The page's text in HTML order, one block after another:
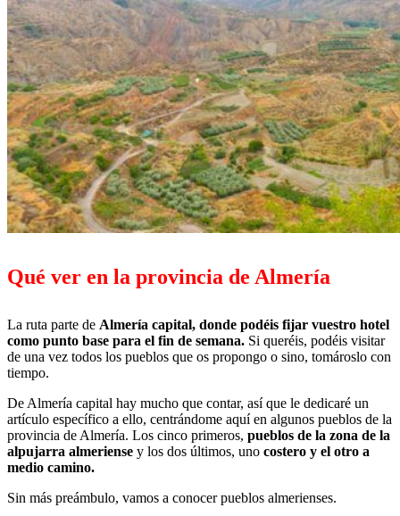
Qué ver en la provincia de Almería
La ruta parte de Almería capital, donde podéis fijar vuestro hotel
como punto base para el fin de semana. Si queréis, podéis visitar
de una vez todos los pueblos que os propongo o sino, tomároslo con
tiempo.
De Almería capital hay mucho que contar, así que le dedicaré un
artículo específico a ello, centrándome aquí en algunos pueblos de la
provincia de Almería. Los cinco primeros, pueblos de la zona de la
alpujarra almeriense y los dos últimos, uno costero y el otro a
medio camino.
Sin más preámbulo, vamos a conocer pueblos almerienses.